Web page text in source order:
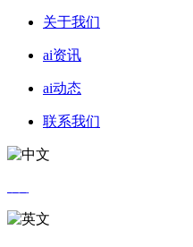
关于我们
ai资讯
ai动态
联系我们